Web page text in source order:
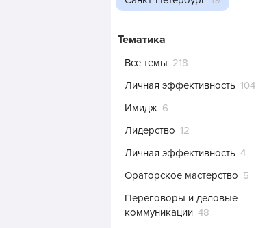
Тематика
Все темы 218
Личная эффективность 104
Имидж 6
Лидерство 12
Личная эффективность 4
Ораторское мастерство 5
Переговоры и деловые
коммуникации 48